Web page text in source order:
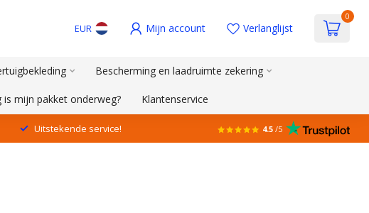
EUR Mijn account Verlanglijst
0
Bescherming en laadruimte zekering
is mijn pakket onderweg? Klantenservice
Uitstekende service! 4.5 /5